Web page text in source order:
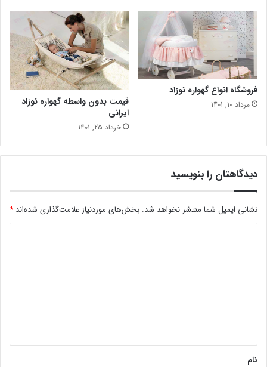
فروشگاه انواع گهواره نوزاد
مرداد 10, 1401
قیمت بدون واسطه گهواره نوزاد
ایرانی
خرداد 25, 1401
دیدگاهتان را بنویسید
نشانی ایمیل شما منتشر نخواهد شد. بخش‌های موردنیاز علامت‌گذاری شده‌اند *
نام